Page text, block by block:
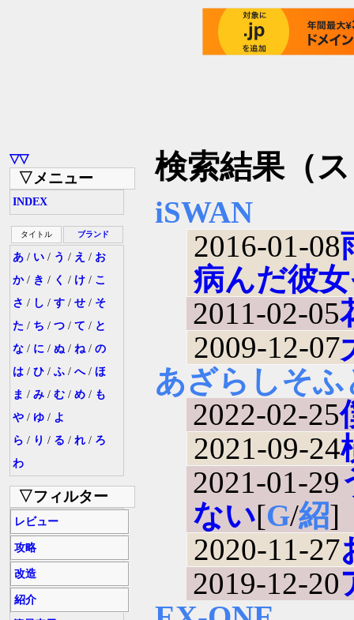
▽▽
▽メニュー
INDEX
タイトル ブランド
あ / い / う / え / お
か/ き / く / け / こ
さ / し / す / せ / そ
た / ち / つ / て / と
な / に / ぬ / ね/ の
は / ひ / ふ / へ/ ほ
ま / み / む / め / も
や / ゆ / よ
ら / り / る / れ / ろ
わ
▽フィルター
レビュー
攻略
改造
紹介
検索結果（
iSWAN
2016-01-08
病んだ彼
2011-02-05
2009-12-07
あざらしそふ
2022-02-25
2021-09-24
2021-01-29
ない[G/紹]
2020-11-27
2019-12-20